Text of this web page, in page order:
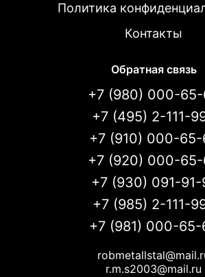
Политика
Контакты
Обратная связь
+7 (980) 000-65-
+7 (495) 2-111-
+7 (910) 000-65-
+7 (920) 000-65-
+7 (930) 091-91-
+7 (985) 2-111-
+7 (981) 000-65-
r.m.s2003@mail.ru